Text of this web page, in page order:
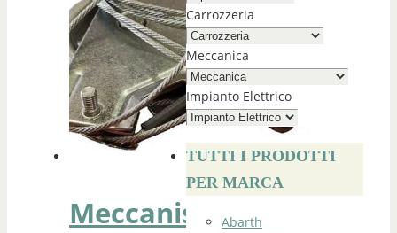
Meccanismo
Carrozzeria
Meccanica
Impianto Elettrico
TUTTI I PRODOTTI
PER MARCA
Abarth